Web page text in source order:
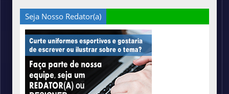
Seja Nosso Redator(a)